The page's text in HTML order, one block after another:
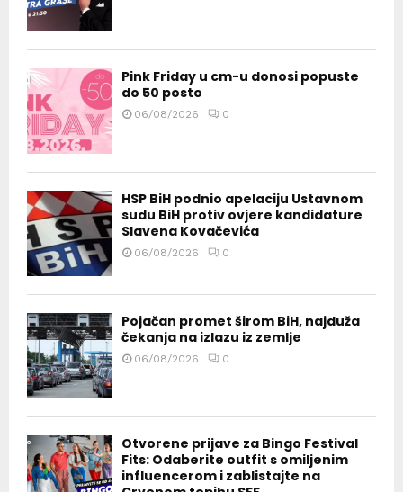
Pink Friday u cm-u donosi popuste
do 50 posto
06/08/2026 0
HSP BiH podnio apelaciju Ustavnom
sudu BiH protiv ovjere kandidature
Slavena Kovačevića
06/08/2026 0
Pojačan promet širom BiH, najduža
čekanja na izlazu iz zemlje
06/08/2026 0
Otvorene prijave za Bingo Festival
Fits: Odaberite outfit s omiljenim
influencerom i zablistajte na